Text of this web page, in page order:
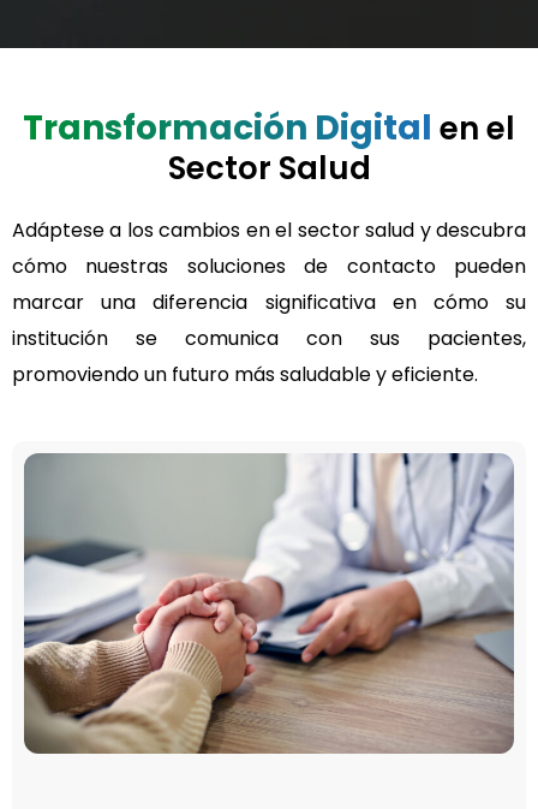
Transformación Digital en el
Sector Salud
Adáptese a los cambios en el sector salud y descubra
cómo nuestras soluciones de contacto pueden
marcar una diferencia significativa en cómo su
institución se comunica con sus pacientes,
promoviendo un futuro más saludable y eficiente.